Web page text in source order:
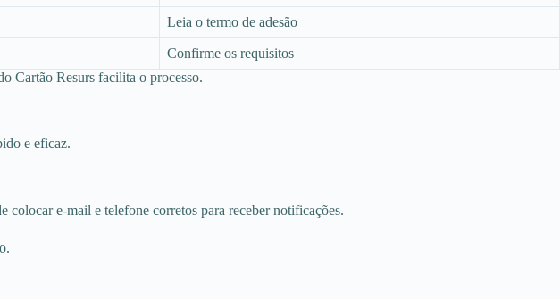
Leia o termo de adesão
Confirme os requisitos
Cartão Resurs facilita o processo.
e eficaz.
colocar e-mail e telefone corretos para receber notificações.